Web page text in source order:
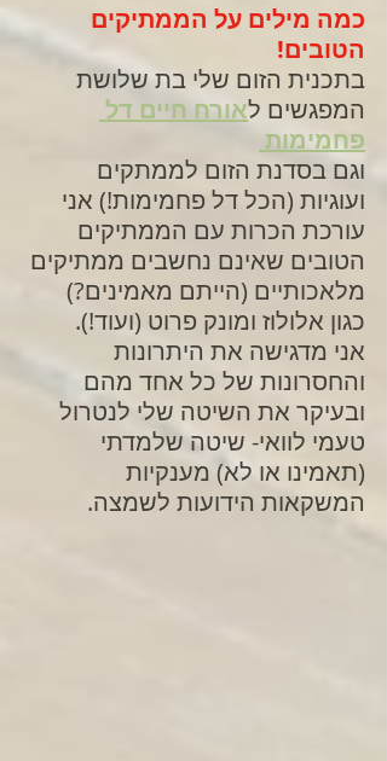
כמה מילים על הממתיקים
הטובים!
בתכנית הזום שלי בת שלושת
המפגשים לאורח חיים דל
פחמימות
וגם בסדנת הזום לממתקים
ועוגיות (הכל דל פחמימות!) אני
עורכת הכרות עם הממתיקים
הטובים שאינם נחשבים ממתיקים
מלאכותיים (הייתם מאמינים?)
כגון אלולוז ומונק פרוט (ועוד!).
אני מדגישה את היתרונות
והחסרונות של כל אחד מהם
ובעיקר את השיטה שלי לנטרול
טעמי לוואי- שיטה שלמדתי
(תאמינו או לא) מענקיות
המשקאות הידועות לשמצה.